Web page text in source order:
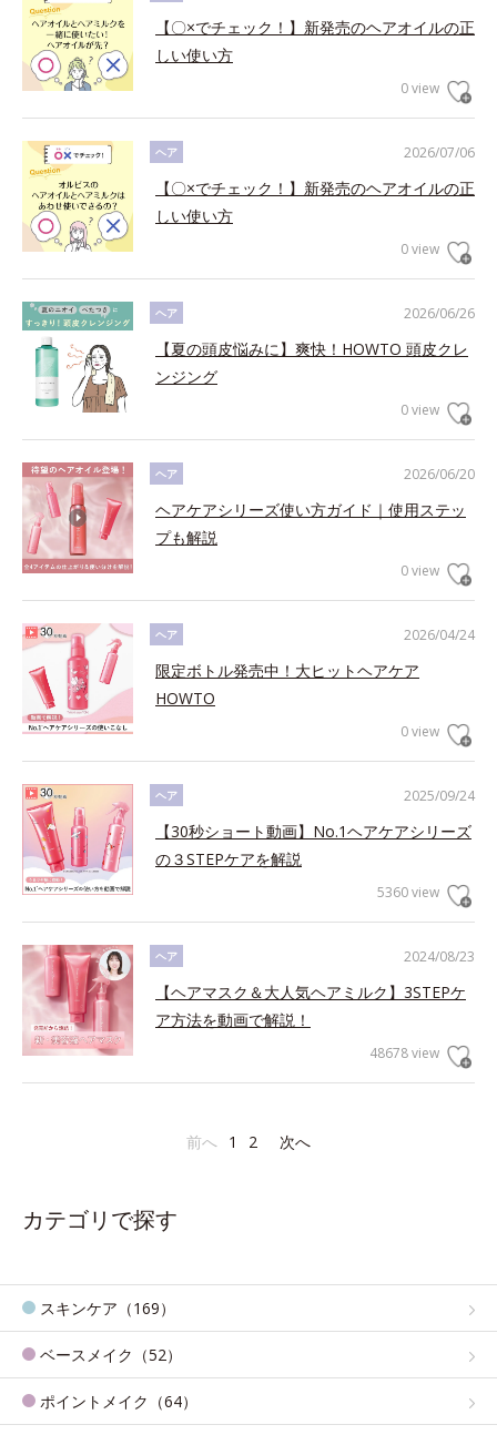
【〇×でチェック！】新発売のヘアオイルの正
しい使い方
0 view
2026/07/06
ヘア
【〇×でチェック！】新発売のヘアオイルの正
しい使い方
0 view
2026/06/26
ヘア
【夏の頭皮悩みに】爽快！HOWTO 頭皮クレ
ンジング
0 view
2026/06/20
ヘア
ヘアケアシリーズ使い方ガイド｜使用ステッ
プも解説
0 view
2026/04/24
ヘア
限定ボトル発売中！大ヒットヘアケア
HOWTO
0 view
2025/09/24
ヘア
【30秒ショート動画】No.1ヘアケアシリーズ
の３STEPケアを解説
5360 view
2024/08/23
ヘア
【ヘアマスク＆大人気ヘアミルク】3STEPケ
ア方法を動画で解説！
48678 view
前へ 1 2 次へ
カテゴリで探す
スキンケア（169）
ベースメイク（52）
ポイントメイク（64）